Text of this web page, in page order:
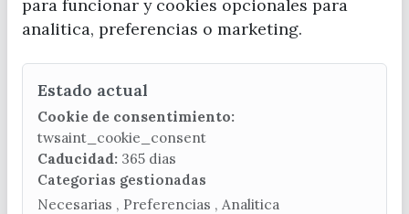
CONTACTA CON LA OFICINA DE TURISMO
(+34) 952 541 104
turismo@velezmalaga.es
C/ Poniente, 2. CP 29740 - Torre del Mar
para funcionar y cookies opcionales para
analitica, preferencias o marketing.
Estado actual
Cookie de consentimiento:
twsaint_cookie_consent
Caducidad: 365 dias
Categorias gestionadas
Necesarias , Preferencias , Analitica